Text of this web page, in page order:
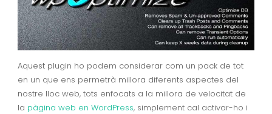
Aquest plugin ho podem considerar com un pack de tot
en un que ens permetrà millora diferents aspectes del
nostre lloc web, tots enfocats a la millora de velocitat de
la pàgina web en WordPress, simplement cal activar-ho i